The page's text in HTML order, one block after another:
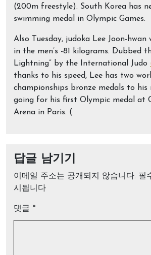
(200m freestyle). South Korea has
swimming medal in Olympic Games.
Also Tuesday, judoka Lee Joon-
in the men’s -81 kilograms. Dubbed
Lightning” by the International Judo
thanks to his speed, Lee has two
championships bronze medals to his
going for his first Olympic medal at
Arena in Paris. (
답글 남기기
이메일 주소는 공개되지 않습니다. 필
시됩니다
댓글 *